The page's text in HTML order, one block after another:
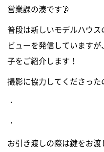
会社情報
ブログ
モデ
営業課の湊です🌛
普段は新しいモデルハウ
ビューを発信しています
子をご紹介します！
撮影に協力してくださっ
・
・
お引き渡しの際は鍵をお